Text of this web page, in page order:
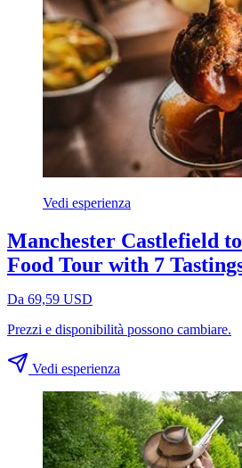
Vedi esperienza
Manchester Castlefield
Food Tour with 7
Da 69,59 USD
Prezzi e disponibilità possono cambiare.
Vedi esperienza